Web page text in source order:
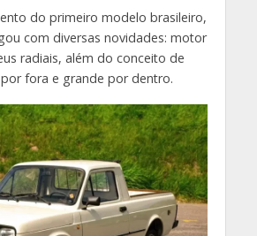
do primeiro modelo brasileiro,
com diversas novidades: motor
radiais, além do conceito de
fora e grande por dentro.